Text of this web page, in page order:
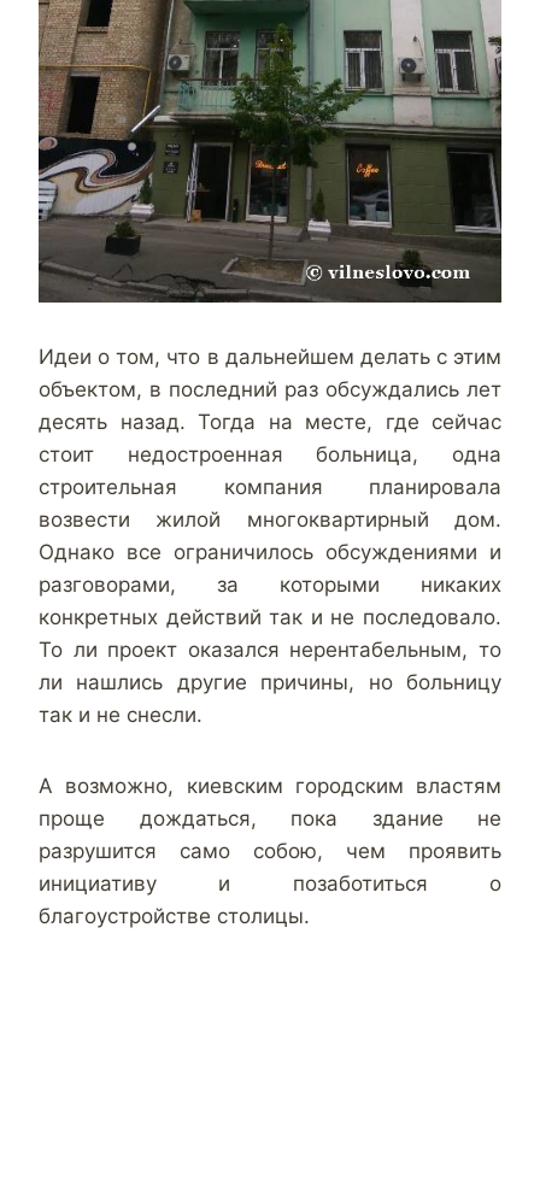
Идеи о том, что в дальнейшем делать с этим
объектом, в последний раз обсуждались лет
десять назад. Тогда на месте, где сейчас
стоит недостроенная больница, одна
строительная компания планировала
возвести жилой многоквартирный дом.
Однако все ограничилось обсуждениями и
разговорами, за которыми никаких
конкретных действий так и не последовало.
То ли проект оказался нерентабельным, то
ли нашлись другие причины, но больницу
так и не снесли.
А возможно, киевским городским властям
проще дождаться, пока здание не
разрушится само собою, чем проявить
инициативу и позаботиться о
благоустройстве столицы.